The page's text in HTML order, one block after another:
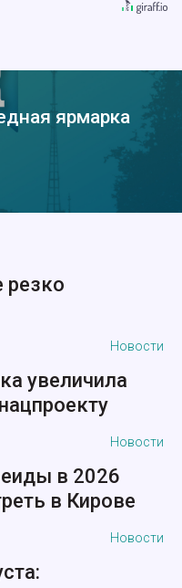
ярмарка
резко
Новости
увеличила
Новости
в 2026
в Кирове
Новости